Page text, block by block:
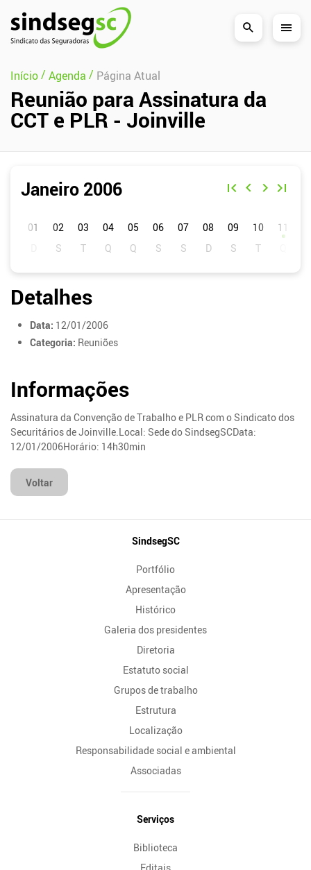
Pular Navegação (s)
Início/ Agenda / Página Atual
Reunião para Assinatura da
CCT e PLR - Joinville
Janeiro 2006
01 02 03 04 05 06 07 08 09 10 11
Detalhes
Data: 12/01/2006
Categoria: Reuniões
Informações
Assinatura da Convenção de Trabalho e PLR com o Sindicato dos
Securitários de Joinville.Local: Sede do SindsegSCData:
12/01/2006Horário: 14h30min
Voltar
SindsegSC
Portfólio
Apresentação
Histórico
Galeria dos presidentes
Diretoria
Estatuto social
Grupos de trabalho
Estrutura
Localização
Responsabilidade social e ambiental
Associadas
Serviços
Biblioteca